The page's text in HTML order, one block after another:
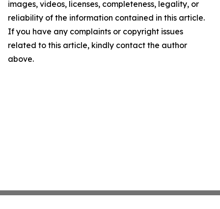
images, videos, licenses, completeness, legality, or
reliability of the information contained in this article.
If you have any complaints or copyright issues
related to this article, kindly contact the author
above.